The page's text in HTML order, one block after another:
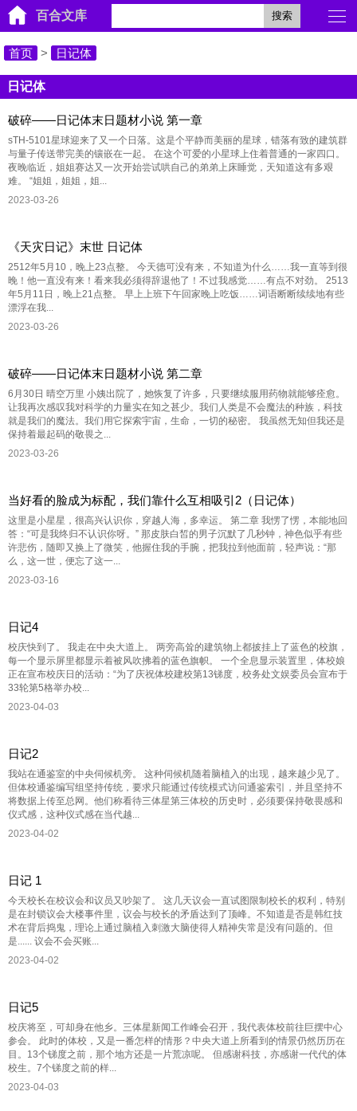
百合文库 搜索
首页 > 日记体
日记体
破碎——日记体末日题材小说 第一章
sTH-5101星球迎来了又一个日落。这是个平静而美丽的星球，错落有致的建筑群
与量子传送带完美的镶嵌在一起。 在这个可爱的小星球上住着普通的一家四口。
夜晚临近，姐姐赛达又一次开始尝试哄自己的弟弟上床睡觉，天知道这有多艰
难。 “姐姐，姐姐，姐...
2023-03-26
《天灾日记》末世 日记体
2512年5月10，晚上23点整。 今天德可没有来，不知道为什么……我一直等到很
晚！他一直没有来！看来我必须得辞退他了！不过我感觉……有点不对劲。 2513
年5月11日，晚上21点整。 早上上班下午回家晚上吃饭……词语断断续续地有些
漂浮在我...
2023-03-26
破碎——日记体末日题材小说 第二章
6月30日 晴空万里 小姨出院了，她恢复了许多，只要继续服用药物就能够痊愈。
让我再次感叹我对科学的力量实在知之甚少。我们人类是不会魔法的种族，科技
就是我们的魔法。我们用它探索宇宙，生命，一切的秘密。 我虽然无知但我还是
保持着最起码的敬畏之...
2023-03-26
当好看的脸成为标配，我们靠什么互相吸引2（日记体）
这里是小星星，很高兴认识你，穿越人海，多幸运。 第二章 我愣了愣，本能地回
答：“可是我终归不认识你呀。” 那皮肤白皙的男子沉默了几秒钟，神色似乎有些
许悲伤，随即又换上了微笑，他握住我的手腕，把我拉到他面前，轻声说：“那
么，这一世，便忘了这一...
2023-03-16
日记4
校庆快到了。 我走在中央大道上。 两旁高耸的建筑物上都披挂上了蓝色的校旗，
每一个显示屏里都显示着被风吹拂着的蓝色旗帜。 一个全息显示装置里，体校娘
正在宣布校庆日的活动：“为了庆祝体校建校第13锑度，校务处文娱委员会宣布于
33轮第5格举办校...
2023-04-03
日记2
我站在通鉴室的中央伺候机旁。 这种伺候机随着脑植入的出现，越来越少见了。
但体校通鉴编写组坚持传统，要求只能通过传统模式访问通鉴索引，并且坚持不
将数据上传至总网。他们称看待三体星第三体校的历史时，必须要保持敬畏感和
仪式感，这种仪式感在当代越...
2023-04-02
日记 1
今天校长在校议会和议员又吵架了。 这几天议会一直试图限制校长的权利，特别
是在封锁议会大楼事件里，议会与校长的矛盾达到了顶峰。不知道是否是韩红技
术在背后捣鬼，理论上通过脑植入刺激大脑使得人精神失常是没有问题的。但
是...... 议会不会买账...
2023-04-02
日记5
校庆将至，可却身在他乡。三体星新闻工作峰会召开，我代表体校前往巨摆中心
参会。 此时的体校，又是一番怎样的情形？中央大道上所看到的情景仍然历历在
目。13个锑度之前，那个地方还是一片荒凉呢。 但感谢科技，亦感谢一代代的体
校生。7个锑度之前的样...
2023-04-03